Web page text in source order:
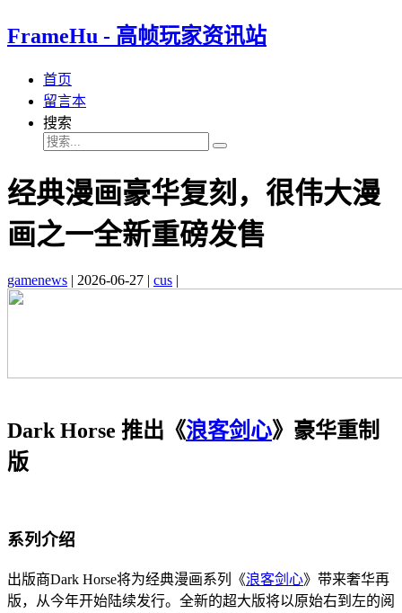
FrameHu - 高帧玩家资讯站
首页
留言本
搜索
经典漫画豪华复刻，很伟大漫
画之一全新重磅发售
gamenews | 2026-06-27 | cus |
Dark Horse 推出《浪客剑心》豪华重制
版
系列介绍
出版商Dark Horse将为经典漫画系列《浪客剑心》带来奢华再
版，从今年开始陆续发行。全新的超大版将以原始右到左的阅